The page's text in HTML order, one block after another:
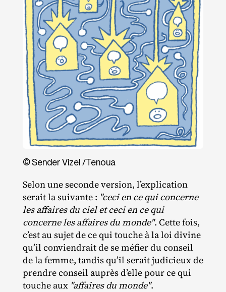
© Sender Vizel /​Tenoua
Selon une seconde version, l’explication
serait la suivante : "ceci en ce qui concerne
les affaires du ciel et ceci en ce qui
concerne les affaires du monde". Cette fois,
c’est au sujet de ce qui touche à la loi divine
qu’il conviendrait de se méfier du conseil
de la femme, tandis qu’il serait judicieux de
prendre conseil auprès d’elle pour ce qui
touche aux "affaires du monde".